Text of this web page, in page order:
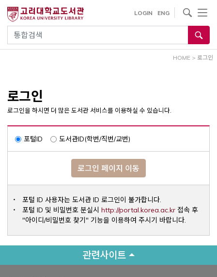
건
통합검색
LOGIN ENG
사이트내 검색
HOME > 로그인
로그인
로그인을 하시면 더 많은 도서관 서비스를 이용하실 수 있습니다.
포털ID 도서관ID(학번/직번/교번)
로그인 페이지 이동
포털 ID 사용자는 도서관 ID 로그인이 불가합니다.
포털 ID 및 비밀번호 분실시 http://portal.korea.ac.krOpens a
접속 후
"아이디/비밀번호 찾기" 기능을 이용하여 주시기 바랍니다.
관련사이트